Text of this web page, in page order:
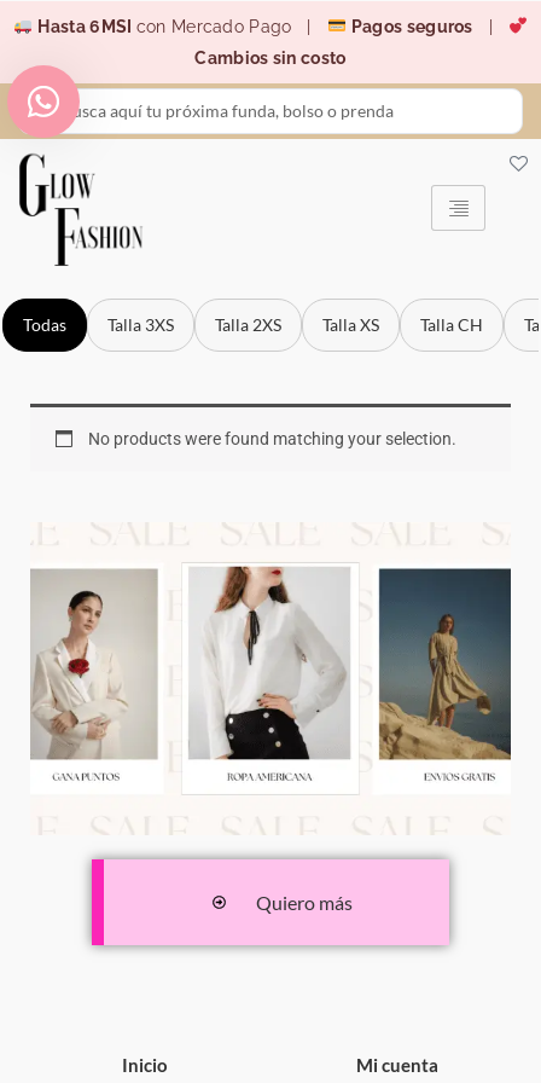
contenido
Hasta 6MSI con Mercado Pago | Pagos seguros
Cambios sin costo
Search
...
Todas Talla 3XS Talla 2XS Talla XS Talla CH
No products were found matching your selection.
Quiero más
Inicio Mi cuenta